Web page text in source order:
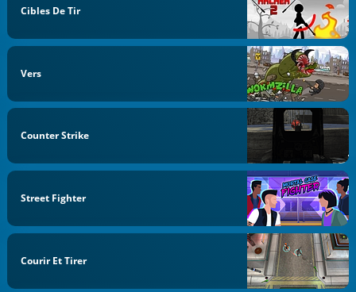
Cibles De Tir
Vers
Counter Strike
Street Fighter
Courir Et Tirer